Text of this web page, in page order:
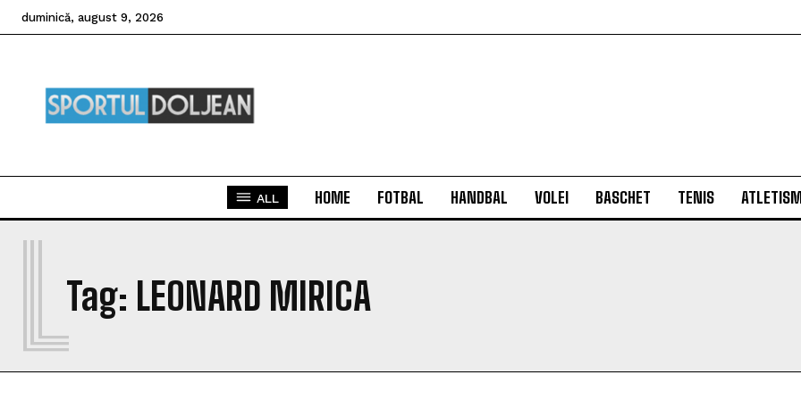
duminică, august 9, 2026
ALL HOME FOTBAL HANDBAL VOLEI BASCHET TENIS
Tag: LEONARD MIRICA
L